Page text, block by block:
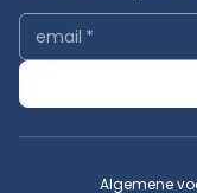
email *
Algemene